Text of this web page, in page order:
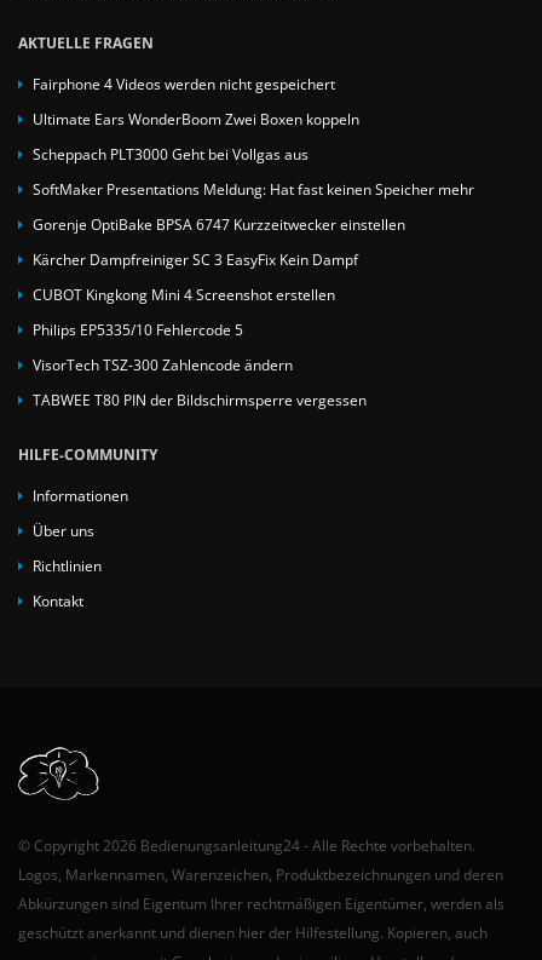
AKTUELLE FRAGEN
Fairphone 4 Videos werden nicht gespeichert
Ultimate Ears WonderBoom Zwei Boxen koppeln
Scheppach PLT3000 Geht bei Vollgas aus
SoftMaker Presentations Meldung: Hat fast keinen Speicher mehr
Gorenje OptiBake BPSA 6747 Kurzzeitwecker einstellen
Kärcher Dampfreiniger SC 3 EasyFix Kein Dampf
CUBOT Kingkong Mini 4 Screenshot erstellen
Philips EP5335/10 Fehlercode 5
VisorTech TSZ-300 Zahlencode ändern
TABWEE T80 PIN der Bildschirmsperre vergessen
HILFE-COMMUNITY
Informationen
Über uns
Richtlinien
Kontakt
© Copyright 2026 Bedienungsanleitung24 - Alle Rechte vorbehalten.
Logos, Markennamen, Warenzeichen, Produktbezeichnungen und deren
Abkürzungen sind Eigentum Ihrer rechtmäßigen Eigentümer, werden als
geschützt anerkannt und dienen hier der Hilfestellung. Kopieren, auch